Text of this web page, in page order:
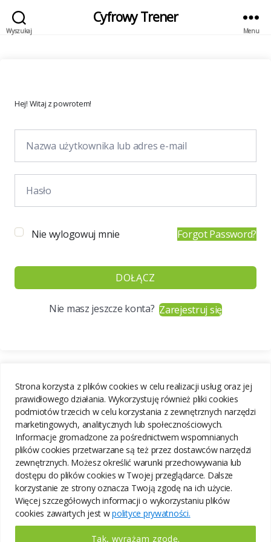
Strona korzysta z plików cookies w celu realizacji usług oraz jej
prawidłowego działania. Wykorzystuję również pliki cookies
podmiotów trzecich w celu korzystania z zewnętrznych narzędzi
marketingowych, analitycznych lub społecznościowych.
Informacje gromadzone za pośrednictwem wspomnianych
plików cookies przetwarzane są też przez dostawców narzędzi
zewnętrznych. Możesz określić warunki przechowywania lub
dostępu do plików cookies w Twojej przeglądarce. Dalsze
korzystanie ze strony oznacza Twoją zgodę na ich użycie.
Więcej szczegółowych informacji o wykorzystaniu plików
cookies zawartych jest wpolityce prywatności.
Tak, wyrażam zgodę.
Wyszukaj
Cyfrowy Trener
Menu
Hej! Witaj z powrotem!
Nie wylogowuj mnie Forgot Password?
DOŁĄCZ
Nie masz jeszcze konta?Zarejestruj się